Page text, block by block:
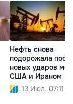
Нефть снова
подорожала
новых ударов
США и Ираном
13 Июл. 07:11